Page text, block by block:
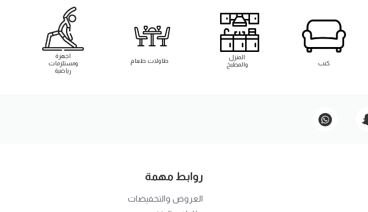
كنب
المنزل
والمطبخ
طاوﻻت طعام
اجهزة
ومستلزمات
رياضية
روابط مهمة
العروض والتخفيضات